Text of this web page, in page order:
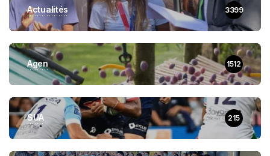
Actualités 3399
Agen 1512
SUA 215